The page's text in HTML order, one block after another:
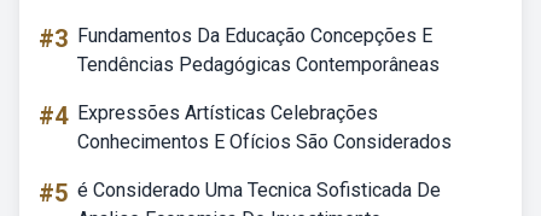
#3 Fundamentos Da Educação Concepções E
Tendências Pedagógicas Contemporâneas
#4 Expressões Artísticas Celebrações
Conhecimentos E Ofícios São Considerados
#5 é Considerado Uma Tecnica Sofisticada De